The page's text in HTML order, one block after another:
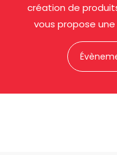
création de
vous propose